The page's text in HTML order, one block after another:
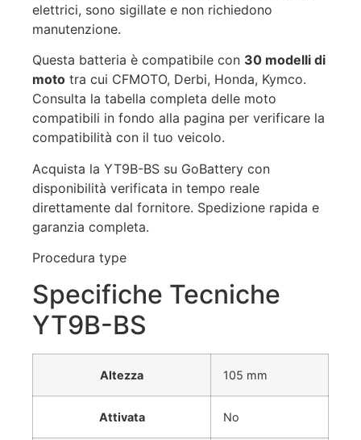
elettrici, sono sigillate e non richiedono
manutenzione.
Questa batteria è compatibile con 30 modelli di
moto tra cui CFMOTO, Derbi, Honda, Kymco.
Consulta la tabella completa delle moto
compatibili in fondo alla pagina per verificare la
compatibilità con il tuo veicolo.
Acquista la YT9B-BS su GoBattery con
disponibilità verificata in tempo reale
direttamente dal fornitore. Spedizione rapida e
garanzia completa.
Procedura type
Specifiche Tecniche
YT9B-BS
Altezza 105 mm
Attivata No